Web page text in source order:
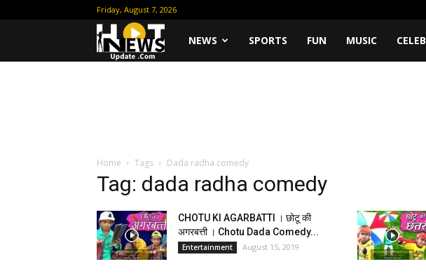
Friday, August 7, 2026
HotNEWS SPORTS FUN MUSIC CELEB
Home Tags Dada radha comedy
Tag: dada radha comedy
CHOTU KI AGARBATTI । छोटू की
अगरबत्ती । Chotu Dada Comedy...
Entertainment August 15, 2019